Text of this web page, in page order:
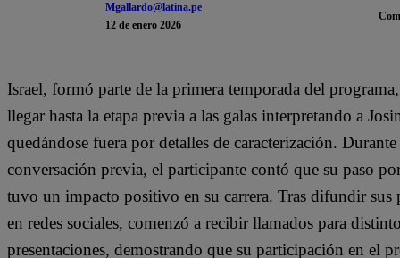
Mgallardo@latina.pe
12 de enero 2026
Israel, formó parte de la primera temporada del
llegar hasta la etapa previa a las galas interpretando a
quedándose fuera por detalles de caracterización. Durante
conversación previa, el participante contó que su paso
tuvo un impacto positivo en su carrera. Tras difundir sus
en redes sociales, comenzó a recibir llamados para
presentaciones, demostrando que su participación en el